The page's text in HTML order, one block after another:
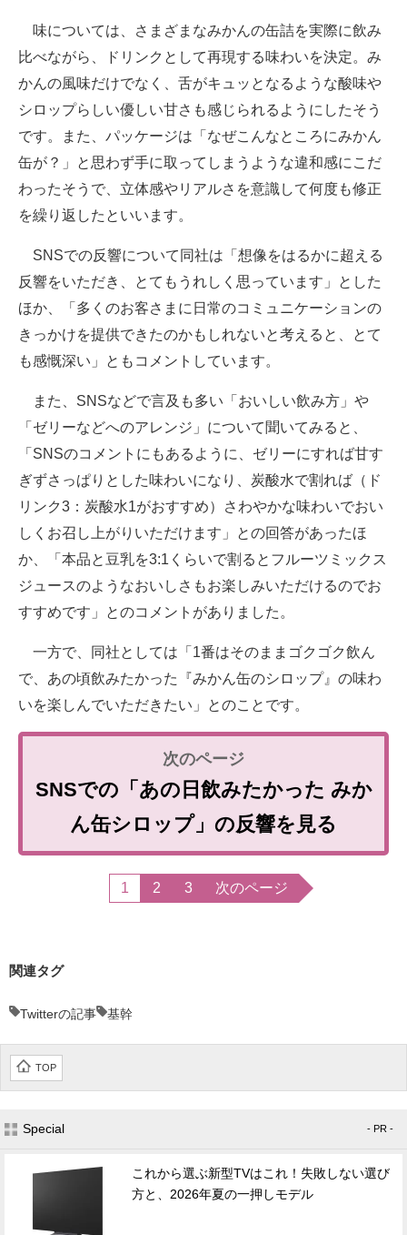
味については、さまざまなみかんの缶詰を実際に飲み
比べながら、ドリンクとして再現する味わいを決定。み
かんの風味だけでなく、舌がキュッとなるような酸味や
シロップらしい優しい甘さも感じられるようにしたそう
です。また、パッケージは「なぜこんなところにみかん
缶が？」と思わず手に取ってしまうような違和感にこだ
わったそうで、立体感やリアルさを意識して何度も修正
を繰り返したといいます。
SNSでの反響について同社は「想像をはるかに超える
反響をいただき、とてもうれしく思っています」とした
ほか、「多くのお客さまに日常のコミュニケーションの
きっかけを提供できたのかもしれないと考えると、とて
も感慨深い」ともコメントしています。
また、SNSなどで言及も多い「おいしい飲み方」や
「ゼリーなどへのアレンジ」について聞いてみると、
「SNSのコメントにもあるように、ゼリーにすれば甘す
ぎずさっぱりとした味わいになり、炭酸水で割れば（ド
リンク3：炭酸水1がおすすめ）さわやかな味わいでおい
しくお召し上がりいただけます」との回答があったほ
か、「本品と豆乳を3:1くらいで割るとフルーツミックス
ジュースのようなおいしさもお楽しみいただけるのでお
すすめです」とのコメントがありました。
一方で、同社としては「1番はそのままゴクゴク飲ん
で、あの頃飲みたかった『みかん缶のシロップ』の味わ
いを楽しんでいただきたい」とのことです。
SNSでの「あの日飲みたかった みか
ん缶シロップ」の反響を見る
1 2 3 次のページ
関連タグ
Twitterの記事 基幹
TOP
Special - PR -
これから選ぶ新型TVはこれ！失敗しない選び
方と、2026年夏の一押しモデル